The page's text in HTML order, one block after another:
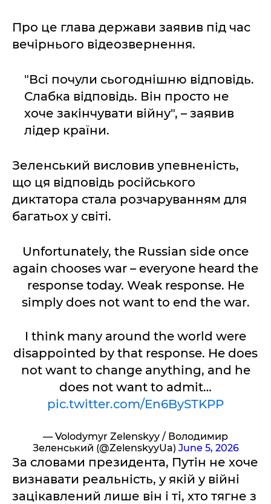
Про це глава держави заявив під час
вечірнього відеозвернення.
"Всі почули сьогоднішню відповідь.
Слабка відповідь. Він просто не
хоче закінчувати війну", – заявив
лідер країни.
Зеленський висловив упевненість,
що ця відповідь російського
диктатора стала розчаруванням для
багатьох у світі.
Unfortunately, the Russian side once
again chooses war – everyone heard the
response today. Weak response. He
simply does not want to end the war.
I think many around the world were
disappointed by that response. He does
not want to change anything, and he
does not want to admit…
pic.twitter.com/En6BySTKPP
— Volodymyr Zelenskyy / Володимир
Зеленський (@ZelenskyyUa) June 5, 2026
За словами президента, Путін не хоче
визнавати реальність, у якій у війні
зацікавлений лише він і ті, хто тягне з